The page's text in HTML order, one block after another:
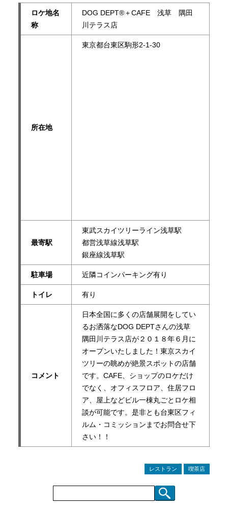
ロケ地名
称
DOG DEPT®＋CAFE 浅草 隅田
川テラス店
所在地
東京都台東区駒形2-1-30
最寄駅
東武スカイツリーライン浅草駅
都営浅草線浅草駅
銀座線浅草駅
駐車場 近隣コインパーキング有り
トイレ 有り
コメント
日本全国に多くの店舗展開をしてい
るお洒落なDOG DEPTさんの浅草
隅田川テラス店が２０１８年６月に
オープンいたしました！東京スカイ
ツリーの眺めが絶景スポットの店舗
です。CAFE、ショップのロケだけ
でなく、オフィスフロア、住居フロ
ア、屋上などビル一棟丸ごとロケ相
談が可能です。是非とも台東区フィ
ルム・コミッションまでお問合せ下
さい！！
レストラン 喫茶店